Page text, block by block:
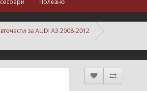
Полезно
за AUDI A3 2008-2012